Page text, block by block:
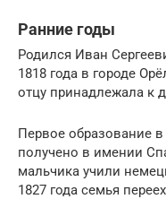
Ранние годы
Родился Иван
1818 года в городе
отцу принадлежала к
Первое образование
получено в имении
мальчика учили
1827 года семья